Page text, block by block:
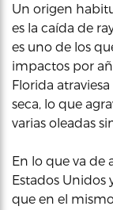
Un origen
es la caída de
es uno de los
impactos por
Florida
seca, lo que
varias oleadas
En lo que va de
Estados
que en el